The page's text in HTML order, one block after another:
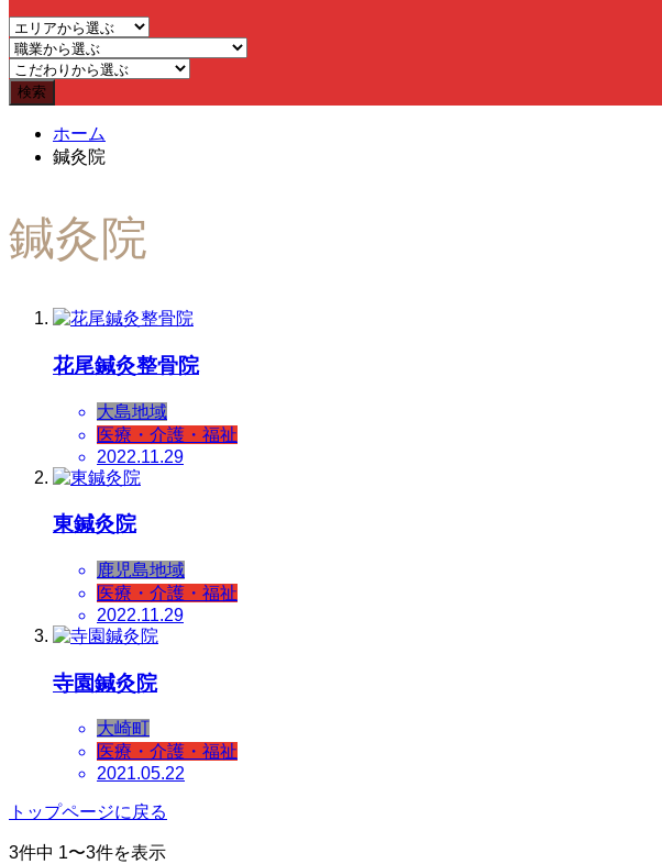
ホーム
鍼灸院
鍼灸院
花尾鍼灸整骨院
大島地域
医療・介護・福祉
2022.11.29
東鍼灸院
鹿児島地域
医療・介護・福祉
2022.11.29
寺園鍼灸院
大崎町
医療・介護・福祉
2021.05.22
トップページに戻る
3件中 1〜3件を表示